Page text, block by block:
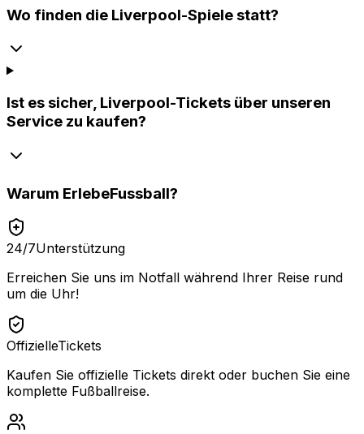
Wo finden die Liverpool-Spiele statt?
Ist es sicher, Liverpool-Tickets über unseren
Service zu kaufen?
Warum ErlebeFussball?
24/7Unterstützung
Erreichen Sie uns im Notfall während Ihrer Reise rund
um die Uhr!
OffizielleTickets
Kaufen Sie offizielle Tickets direkt oder buchen Sie eine
komplette Fußballreise.